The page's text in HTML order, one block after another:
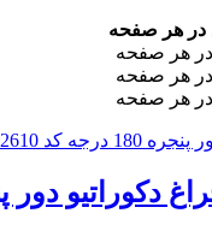
دور پنجره 180 درجه